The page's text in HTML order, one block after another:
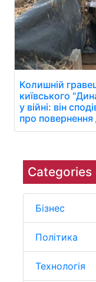
Categories
Бізнес
Політика
Технологія
Колишній
київського
у війні: він
про